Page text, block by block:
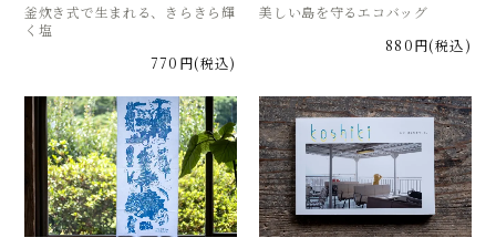
釜炊き式で生まれる、きらきら輝
く塩
770円(税込)
美しい島を守るエコバッグ
880円(税込)